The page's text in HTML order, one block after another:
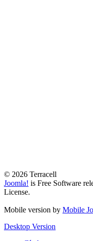
© 2026 Terracell
Joomla! is Free Software
License.
Mobile version by Mobile
Desktop Version